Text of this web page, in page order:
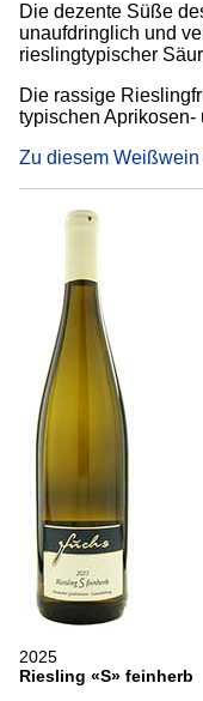
Die dezente Süße
unaufdringlich und
rieslingtypischer
Die rassige
typischen
Zu diesem
2025
Riesling «S» feinherb